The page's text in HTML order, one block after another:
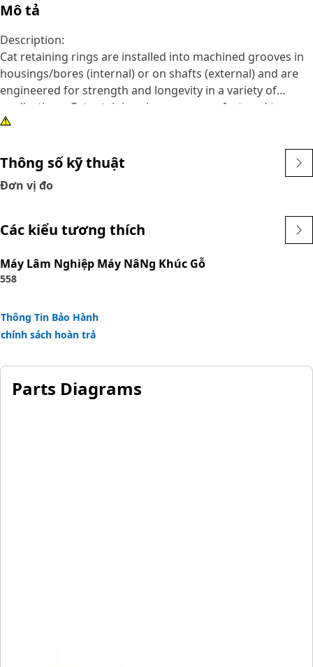
Mô tả
Description:
Cat retaining rings are installed into machined grooves in
housings/bores (internal) or on shafts (external) and are
engineered for strength and longevity in a variety of
applications. Cat retaining rings are manufactured to
precise specifications and are built for durability, reliability,
to help you get more done.
Attributes:
requirements
Application:
Assembled to a shaft or housing groove to retain a
Thông số kỹ thuật
Đơn vị đo
Các kiểu tương thích
Máy Lâm Nghiệp Máy NâNg Khúc Gỗ
558
Thông Tin Bảo Hành
chính sách hoàn trả
Parts Diagrams